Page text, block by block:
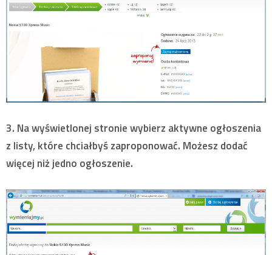
3. Na wyświetlonej stronie wybierz aktywne ogłoszenia
z listy, które chciałbyś zaproponować. Możesz dodać
więcej niż jedno ogłoszenie.